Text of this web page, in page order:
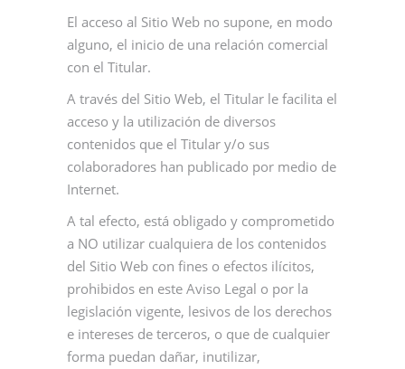
El acceso al Sitio Web no supone, en modo
alguno, el inicio de una relación comercial
con el Titular.
A través del Sitio Web, el Titular le facilita el
acceso y la utilización de diversos
contenidos que el Titular y/o sus
colaboradores han publicado por medio de
Internet.
A tal efecto, está obligado y comprometido
a NO utilizar cualquiera de los contenidos
del Sitio Web con fines o efectos ilícitos,
prohibidos en este Aviso Legal o por la
legislación vigente, lesivos de los derechos
e intereses de terceros, o que de cualquier
forma puedan dañar, inutilizar,